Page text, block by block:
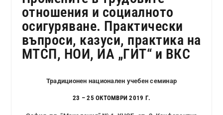
отношения и социалното
осигуряване. Практически
въпроси, казуси, практика на
МТСП, НОИ, ИА „ГИТ“ и ВКС
Традиционен национален учебен семинар
23 – 25 ОКТОМВРИ 2019 Г.